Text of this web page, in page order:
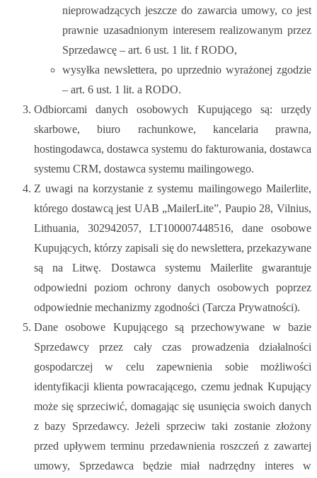
nieprowadzących jeszcze do zawarcia umowy, co jest
prawnie uzasadnionym interesem realizowanym przez
Sprzedawcę – art. 6 ust. 1 lit. f RODO,
wysyłka newslettera, po uprzednio wyrażonej zgodzie
– art. 6 ust. 1 lit. a RODO.
Odbiorcami danych osobowych Kupującego są: urzędy
skarbowe, biuro rachunkowe, kancelaria prawna,
hostingodawca, dostawca systemu do fakturowania, dostawca
systemu CRM, dostawca systemu mailingowego.
Z uwagi na korzystanie z systemu mailingowego Mailerlite,
którego dostawcą jest UAB „MailerLite”, Paupio 28, Vilnius,
Lithuania, 302942057, LT100007448516, dane osobowe
Kupujących, którzy zapisali się do newslettera, przekazywane
są na Litwę. Dostawca systemu Mailerlite gwarantuje
odpowiedni poziom ochrony danych osobowych poprzez
odpowiednie mechanizmy zgodności (Tarcza Prywatności).
Dane osobowe Kupującego są przechowywane w bazie
Sprzedawcy przez cały czas prowadzenia działalności
gospodarczej w celu zapewnienia sobie możliwości
identyfikacji klienta powracającego, czemu jednak Kupujący
może się sprzeciwić, domagając się usunięcia swoich danych
z bazy Sprzedawcy. Jeżeli sprzeciw taki zostanie złożony
przed upływem terminu przedawnienia roszczeń z zawartej
umowy, Sprzedawca będzie miał nadrzędny interes w